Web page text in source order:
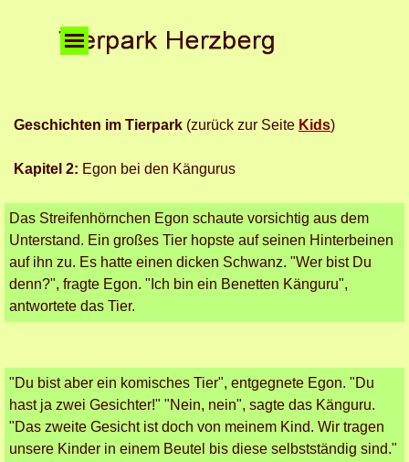
Menü überspringen
Geschichten im Tierpark (zurück zur Seite Kids)
Kapitel 2: Egon bei den Kängurus
Das Streifenhörnchen Egon schaute vorsichtig aus dem
Unterstand. Ein großes Tier hopste auf seinen Hinterbeinen
auf ihn zu. Es hatte einen dicken Schwanz. "Wer bist Du
denn?", fragte Egon. "Ich bin ein Benetten Känguru",
antwortete das Tier.
"Du bist aber ein komisches Tier", entgegnete Egon. "Du
hast ja zwei Gesichter!" "Nein, nein", sagte das Känguru.
"Das zweite Gesicht ist doch von meinem Kind. Wir tragen
unsere Kinder in einem Beutel bis diese selbstständig sind."